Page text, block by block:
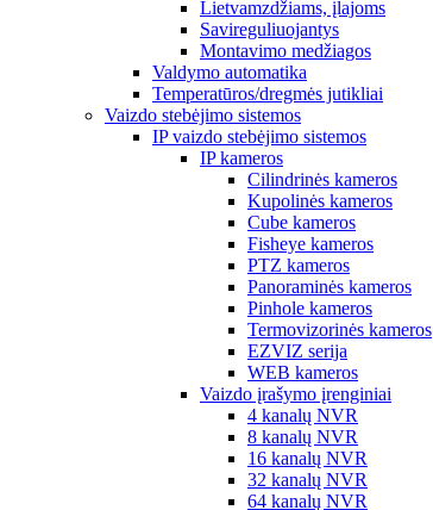
Lietvamzdžiams, įlajoms
Savireguliuojantys
Montavimo medžiagos
Valdymo automatika
Temperatūros/dregmės jutikliai
Vaizdo stebėjimo sistemos
IP vaizdo stebėjimo sistemos
IP kameros
Cilindrinės kameros
Kupolinės kameros
Cube kameros
Fisheye kameros
PTZ kameros
Panoraminės kameros
Pinhole kameros
Termovizorinės kameros
EZVIZ serija
WEB kameros
Vaizdo įrašymo įrenginiai
4 kanalų NVR
8 kanalų NVR
16 kanalų NVR
32 kanalų NVR
64 kanalų NVR